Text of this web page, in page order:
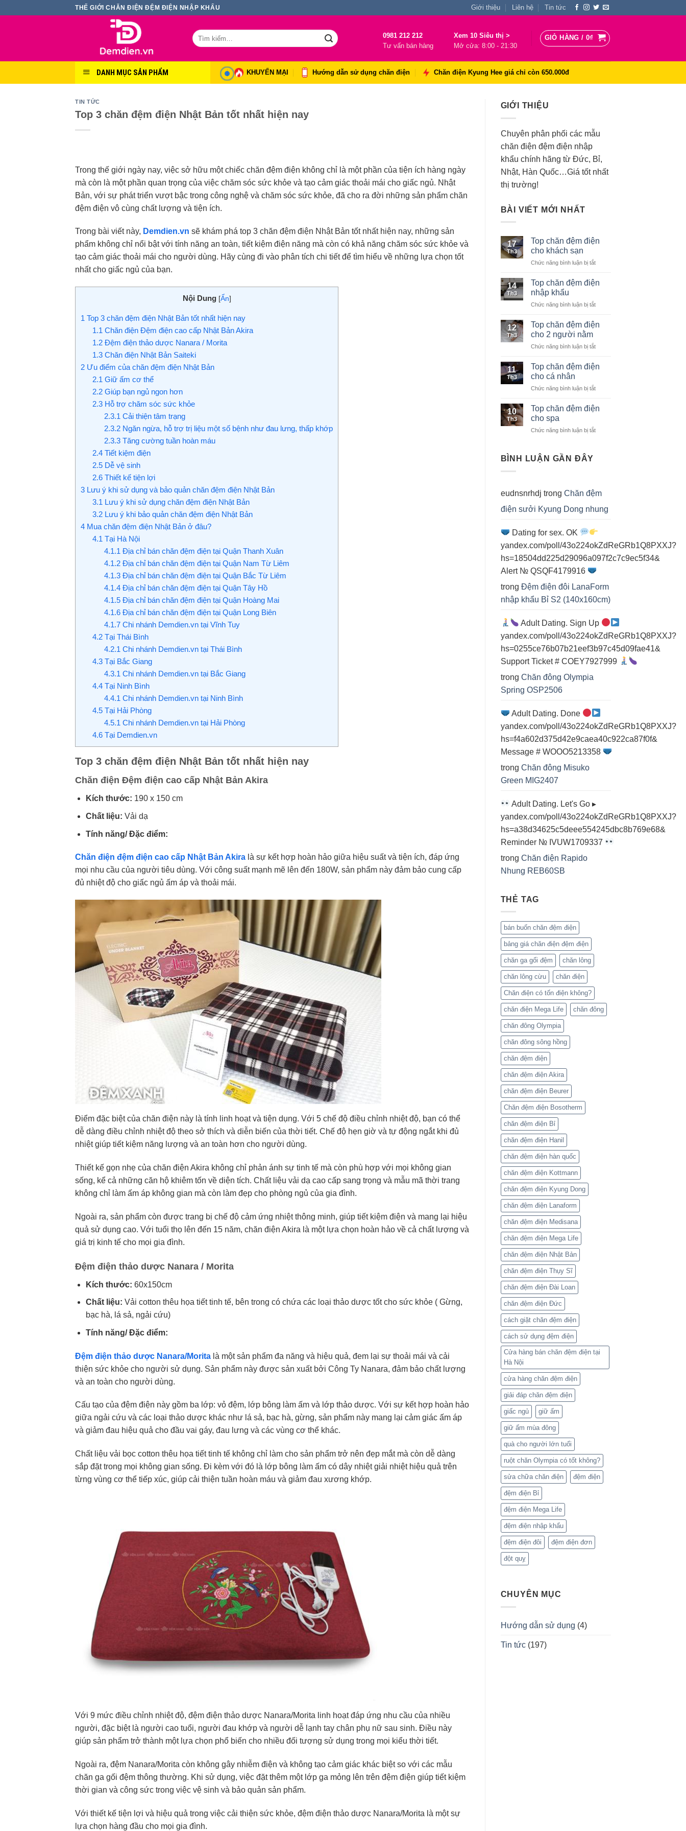
THẾ GIỚI CHĂN ĐIỆN ĐỆM ĐIỆN NHẬP KHẨU Giới thiệu Liên hệ Tin tức
Tìm
kiếm:
0981 212 212
Tư vấn bán hàng
Xem 10 Siêu thị >
Mở cửa: 8:00 - 21:30
GIỎ HÀNG / 0₫
DANH MỤC SẢN PHẨM KHUYẾN MẠI Hướng dẫn sử dụng chăn điện Chăn điện Kyung Hee giá chỉ còn 650.000đ
TIN TỨC
Top 3 chăn đệm điện Nhật Bản tốt nhất hiện nay
Trong thế giới ngày nay, việc sở hữu một chiếc chăn đệm điện không chỉ là một phần của tiện ích hàng ngày
mà còn là một phần quan trọng của việc chăm sóc sức khỏe và tạo cảm giác thoải mái cho giấc ngủ. Nhật
Bản, với sự phát triển vượt bậc trong công nghệ và chăm sóc sức khỏe, đã cho ra đời những sản phẩm chăn
đệm điện vô cùng chất lượng và tiện ích.
Trong bài viết này, Demdien.vn sẽ khám phá top 3 chăn đệm điện Nhật Bản tốt nhất hiện nay, những sản
phẩm không chỉ nổi bật với tính năng an toàn, tiết kiệm điện năng mà còn có khả năng chăm sóc sức khỏe và
tạo cảm giác thoải mái cho người dùng. Hãy cùng đi vào phân tích chi tiết để tìm hiểu về những lựa chọn tốt
nhất cho giấc ngủ của bạn.
Nội Dung [Ẩn]
1 Top 3 chăn đệm điện Nhật Bản tốt nhất hiện nay
1.1 Chăn điện Đệm điện cao cấp Nhật Bản Akira
1.2Đệm điện thảo dược Nanara / Morita
1.3Chăn điện Nhật Bản Saiteki
2 Ưu điểm của chăn đệm điện Nhật Bản
2.1 Giữ ấm cơ thể
2.2Giúp bạn ngủ ngon hơn
2.3Hỗ trợ chăm sóc sức khỏe
2.3.1 Cải thiện tâm trạng
2.3.2Ngăn ngừa, hỗ trợ trị liệu một số bệnh như đau lưng, thấp khớp
2.3.3Tăng cường tuần hoàn máu
2.4Tiết kiệm điện
2.5Dễ vệ sinh
2.6Thiết kế tiện lợi
3 Lưu ý khi sử dụng và bảo quản chăn đệm điện Nhật Bản
3.1 Lưu ý khi sử dụng chăn đệm điện Nhật Bản
3.2Lưu ý khi bảo quản chăn đệm điện Nhật Bản
4 Mua chăn đệm điện Nhật Bản ở đâu?
4.1 Tại Hà Nội
4.1.1 Địa chỉ bán chăn đệm điện tại Quận Thanh Xuân
4.1.2Địa chỉ bán chăn đệm điện tại Quận Nam Từ Liêm
4.1.3Địa chỉ bán chăn đệm điện tại Quận Bắc Từ Liêm
4.1.4Địa chỉ bán chăn đệm điện tại Quận Tây Hồ
4.1.5Địa chỉ bán chăn đệm điện tại Quận Hoàng Mai
4.1.6Địa chỉ bán chăn đệm điện tại Quận Long Biên
4.1.7Chi nhánh Demdien.vn tại Vĩnh Tuy
4.2Tại Thái Bình
4.2.1 Chi nhánh Demdien.vn tại Thái Bình
4.3Tại Bắc Giang
4.3.1 Chi nhánh Demdien.vn tại Bắc Giang
4.4Tại Ninh Bình
4.4.1 Chi nhánh Demdien.vn tại Ninh Bình
4.5Tại Hải Phòng
4.5.1 Chi nhánh Demdien.vn tại Hải Phòng
4.6Tại Demdien.vn
Top 3 chăn đệm điện Nhật Bản tốt nhất hiện nay
Chăn điện Đệm điện cao cấp Nhật Bản Akira
Kích thước: 190 x 150 cm
Chất liệu: Vải dạ
Tính năng/ Đặc điểm:
Chăn điện đệm điện cao cấp Nhật Bản Akira là sự kết hợp hoàn hảo giữa hiệu suất và tiện ích, đáp ứng
mọi nhu cầu của người tiêu dùng. Với công suất mạnh mẽ lên đến 180W, sản phẩm này đảm bảo cung cấp
đủ nhiệt độ cho giấc ngủ ấm áp và thoải mái.
Điểm đặc biệt của chăn điện này là tính linh hoạt và tiện dụng. Với 5 chế độ điều chỉnh nhiệt độ, bạn có thể
dễ dàng điều chỉnh nhiệt độ theo sở thích và diễn biến của thời tiết. Chế độ hẹn giờ và tự động ngắt khi đủ
nhiệt giúp tiết kiệm năng lượng và an toàn hơn cho người dùng.
Thiết kế gọn nhẹ của chăn điện Akira không chỉ phản ánh sự tinh tế mà còn phù hợp với mọi không gian
sống, kể cả những căn hộ khiêm tốn về diện tích. Chất liệu vải dạ cao cấp sang trọng và mẫu mã thời trang
không chỉ làm ấm áp không gian mà còn làm đẹp cho phòng ngủ của gia đình.
Ngoài ra, sản phẩm còn được trang bị chế độ cảm ứng nhiệt thông minh, giúp tiết kiệm điện và mang lại hiệu
quả sử dụng cao. Với tuổi thọ lên đến 15 năm, chăn điện Akira là một lựa chọn hoàn hảo về cả chất lượng và
giá trị kinh tế cho mọi gia đình.
Đệm điện thảo dược Nanara / Morita
Kích thước: 60x150cm
Chất liệu: Vải cotton thêu họa tiết tinh tế, bên trong có chứa các loại thảo dược tốt cho sức khỏe ( Gừng,
bạc hà, lá sả, ngải cứu)
Tính năng/ Đặc điểm:
Đệm điện thảo dược Nanara/Morita là một sản phẩm đa năng và hiệu quả, đem lại sự thoải mái và cải
thiện sức khỏe cho người sử dụng. Sản phẩm này được sản xuất bởi Công Ty Nanara, đảm bảo chất lượng
và an toàn cho người dùng.
Cấu tạo của đệm điện này gồm ba lớp: vỏ đệm, lớp bông làm ấm và lớp thảo dược. Với sự kết hợp hoàn hảo
giữa ngải cứu và các loại thảo dược khác như lá sả, bạc hà, gừng, sản phẩm này mang lại cảm giác ấm áp
và giảm đau hiệu quả cho đầu vai gáy, đau lưng và các vùng cơ thể khác.
Chất liệu vải bọc cotton thêu họa tiết tinh tế không chỉ làm cho sản phẩm trở nên đẹp mắt mà còn dễ dàng
sắp đặt trong mọi không gian sống. Đi kèm với đó là lớp bông làm ấm có dây nhiệt giải nhiệt hiệu quả trên
từng vùng cơ thể tiếp xúc, giúp cải thiện tuần hoàn máu và giảm đau xương khớp.
Với 9 mức điều chỉnh nhiệt độ, đệm điện thảo dược Nanara/Morita linh hoạt đáp ứng nhu cầu của nhiều
người, đặc biệt là người cao tuổi, người đau khớp và người dễ lạnh tay chân phụ nữ sau sinh. Điều này
giúp sản phẩm trở thành một lựa chọn phổ biến cho nhiều đối tượng sử dụng trong mọi kiểu thời tiết.
Ngoài ra, đệm Nanara/Morita còn không gây nhiễm điện và không tạo cảm giác khác biệt so với các mẫu
chăn ga gối đệm thông thường. Khi sử dụng, việc đặt thêm một lớp ga mỏng lên trên đệm điện giúp tiết kiệm
thời gian và công sức trong việc vệ sinh và bảo quản sản phẩm.
Với thiết kế tiện lợi và hiệu quả trong việc cải thiện sức khỏe, đệm điện thảo dược Nanara/Morita là một sự
lựa chọn hàng đầu cho mọi gia đình.
GIỚI THIỆU
Chuyên phân phối các mẫu
chăn điện đệm điện nhập
khẩu chính hãng từ Đức, Bỉ,
Nhật, Hàn Quốc…Giá tốt nhất
thị trường!
BÀI VIẾT MỚI NHẤT
17
Th3
Top chăn đệm điện
cho khách sạn
Chức năng bình luận bị tắtở
chăn
cho
sạn
14
Th3
Top chăn đệm điện
nhập khẩu
Chức năng bình luận bị tắtở
chăn
nhập
12
Th3
Top chăn đệm điện
cho 2 người nằm
Chức năng bình luận bị tắtở
chăn
cho
người
11
Th3
Top chăn đệm điện
cho cá nhân
Chức năng bình luận bị tắtở
chăn
cho
10
Th3
Top chăn đệm điện
cho spa
Chức năng bình luận bị tắtở
BÌNH LUẬN GẦN ĐÂY
eudnsnrhdj trong Chăn đệm
điện sưởi Kyung Dong nhung
Dating for sex. OK
yandex.com/poll/43o224okZdReGRb1Q8PXXJ?
hs=18504dd225d29096a097f2c7c9ec5f34&
Alert № QSQF4179916
trong Đệm điện đôi LanaForm
nhập khẩu Bỉ S2 (140x160cm)
Adult Dating. Sign Up
yandex.com/poll/43o224okZdReGRb1Q8PXXJ?
hs=0255ce76b07b21eef3b97c45d09fae41&
Support Ticket # COEY7927999
trong Chăn đông Olympia
Spring OSP2506
Adult Dating. Done
yandex.com/poll/43o224okZdReGRb1Q8PXXJ?
hs=f4a602d375d42e9caea40c922ca87f0f&
Message # WOOO5213358
trong Chăn đông Misuko
Green MIG2407
Adult Dating. Let's Go ▸
yandex.com/poll/43o224okZdReGRb1Q8PXXJ?
hs=a38d34625c5deee554245dbc8b769e68&
Reminder № IVUW1709337
trong Chăn điện Rapido
Nhung REB60SB
THẺ TAG
bán buốn chăn đệm điện
bảng giá chăn điện đệm điện
chăn ga gối đệm chăn lông
chăn lông cừu chăn điện
Chăn điện có tốn điện không?
chăn điện Mega Life chăn đông
chăn đông Olympia
chăn đông sông hồng
chăn đệm điện
chăn đệm điện Akira
chăn đệm điện Beurer
Chăn đệm điện Bosotherm
chăn đệm điện Bỉ
chăn đệm điện Hanil
chăn đệm điện hàn quốc
chăn đệm điện Kottmann
chăn đệm điện Kyung Dong
chăn đệm điện Lanaform
chăn đệm điện Medisana
chăn đệm điện Mega Life
chăn đệm điện Nhật Bản
chăn đệm điện Thụy Sĩ
chăn đệm điện Đài Loan
chăn đệm điện Đức
cách giặt chăn đệm điện
cách sử dụng đệm điện
Cửa hàng bán chăn đệm điện tại
Hà Nội
cửa hàng chăn đệm điện
giải đáp chăn đệm điện
giấc ngủ giữ ấm
giữ ấm mùa đông
quà cho người lớn tuổi
ruột chăn Olympia có tốt không?
sửa chữa chăn điện đệm điện
đệm điện Bỉ
đệm điện Mega Life
đệm điện nhập khẩu
đệm điện đôi đệm điện đơn
đột quỵ
CHUYÊN MỤC
Hướng dẫn sử dụng (4)
Tin tức(197)